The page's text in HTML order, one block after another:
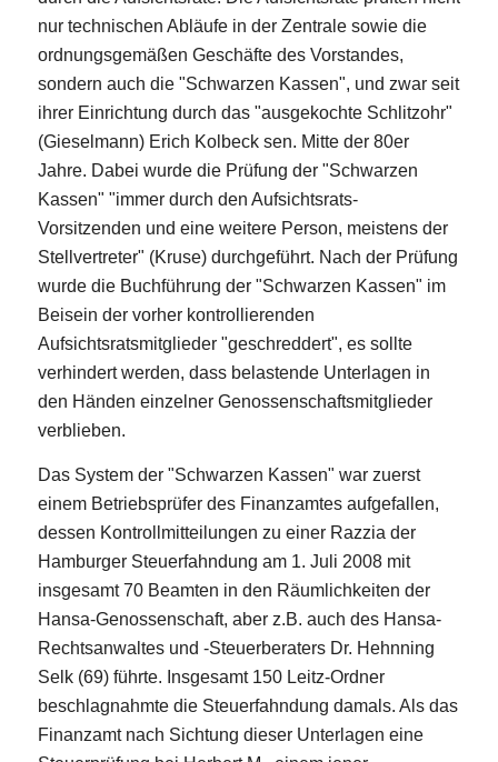
nur technischen Abläufe in der Zentrale sowie die
ordnungsgemäßen Geschäfte des Vorstandes,
sondern auch die "Schwarzen Kassen", und zwar seit
ihrer Einrichtung durch das "ausgekochte Schlitzohr"
(Gieselmann) Erich Kolbeck sen. Mitte der 80er
Jahre. Dabei wurde die Prüfung der "Schwarzen
Kassen" "immer durch den Aufsichtsrats-
Vorsitzenden und eine weitere Person, meistens der
Stellvertreter" (Kruse) durchgeführt. Nach der Prüfung
wurde die Buchführung der "Schwarzen Kassen" im
Beisein der vorher kontrollierenden
Aufsichtsratsmitglieder "geschreddert", es sollte
verhindert werden, dass belastende Unterlagen in
den Händen einzelner Genossenschaftsmitglieder
verblieben.
Das System der "Schwarzen Kassen" war zuerst
einem Betriebsprüfer des Finanzamtes aufgefallen,
dessen Kontrollmitteilungen zu einer Razzia der
Hamburger Steuerfahndung am 1. Juli 2008 mit
insgesamt 70 Beamten in den Räumlichkeiten der
Hansa-Genossenschaft, aber z.B. auch des Hansa-
Rechtsanwaltes und -Steuerberaters Dr. Hehnning
Selk (69) führte. Insgesamt 150 Leitz-Ordner
beschlagnahmte die Steuerfahndung damals. Als das
Finanzamt nach Sichtung dieser Unterlagen eine